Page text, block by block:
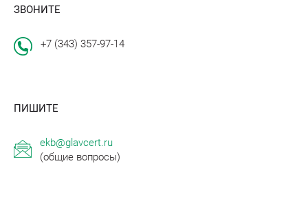
ЗВОНИТЕ
+7 (343) 357-97-14
ПИШИТЕ
ekb@glavcert.ru
(общие вопросы)